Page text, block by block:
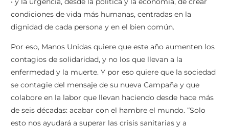
condiciones de vida más humanas, centradas en la
dignidad de cada persona y en el bien común.
Por eso, Manos Unidas quiere que este año aumenten los
contagios de solidaridad, y no los que llevan a la
enfermedad y la muerte. Y por eso quiere que la sociedad
se contagie del mensaje de su nueva Campaña y que
colabore en la labor que llevan haciendo desde hace más
de seis décadas: acabar con el hambre el mundo. “Solo
esto nos ayudará a superar las crisis sanitarias y a